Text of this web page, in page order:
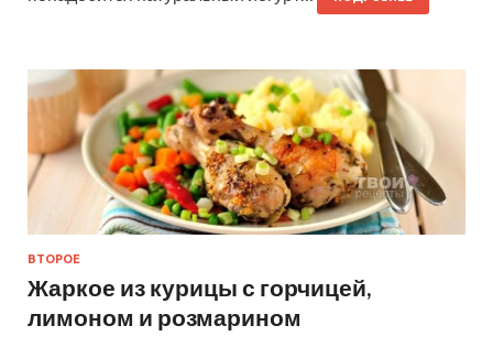
ВТОРОЕ
Жаркое из курицы с горчицей,
лимоном и розмарином